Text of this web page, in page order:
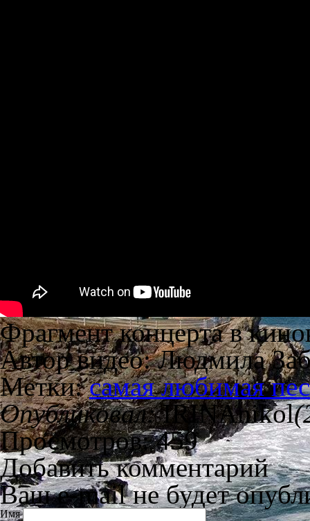
Фрагмент концерта в
Автор видео: Людмила
Метки:самая любимая
Опубликовал:IRINAnikol
Просмотров: 459
Добавить комментарий
Ваш e-mail не будет
Имя